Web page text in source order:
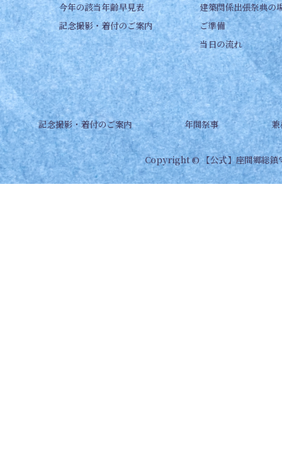
今年の該当年齢早見表
記念撮影・着付のご案内
建築関係出張祭典の
ご準備
当日の流れ
記念撮影・着付のご案内 年間祭事 兼
Copyright © 【公式】座間郷総